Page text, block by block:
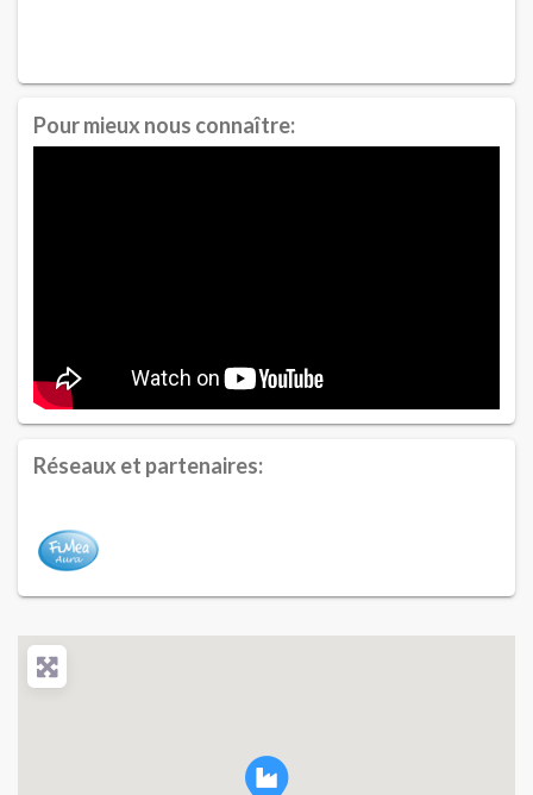
Pour mieux nous connaître:
Réseaux et partenaires: